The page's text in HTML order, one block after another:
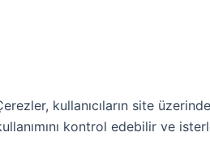
kullanıcıların site
kontrol edebilir ve